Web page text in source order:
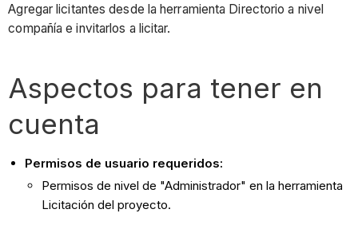
Agregar licitantes desde la herramienta Directorio a nivel
compañía e invitarlos a licitar.
Aspectos para tener en
cuenta
Permisos de usuario requeridos:
Permisos de nivel de "Administrador" en la herramienta
Licitación del proyecto.